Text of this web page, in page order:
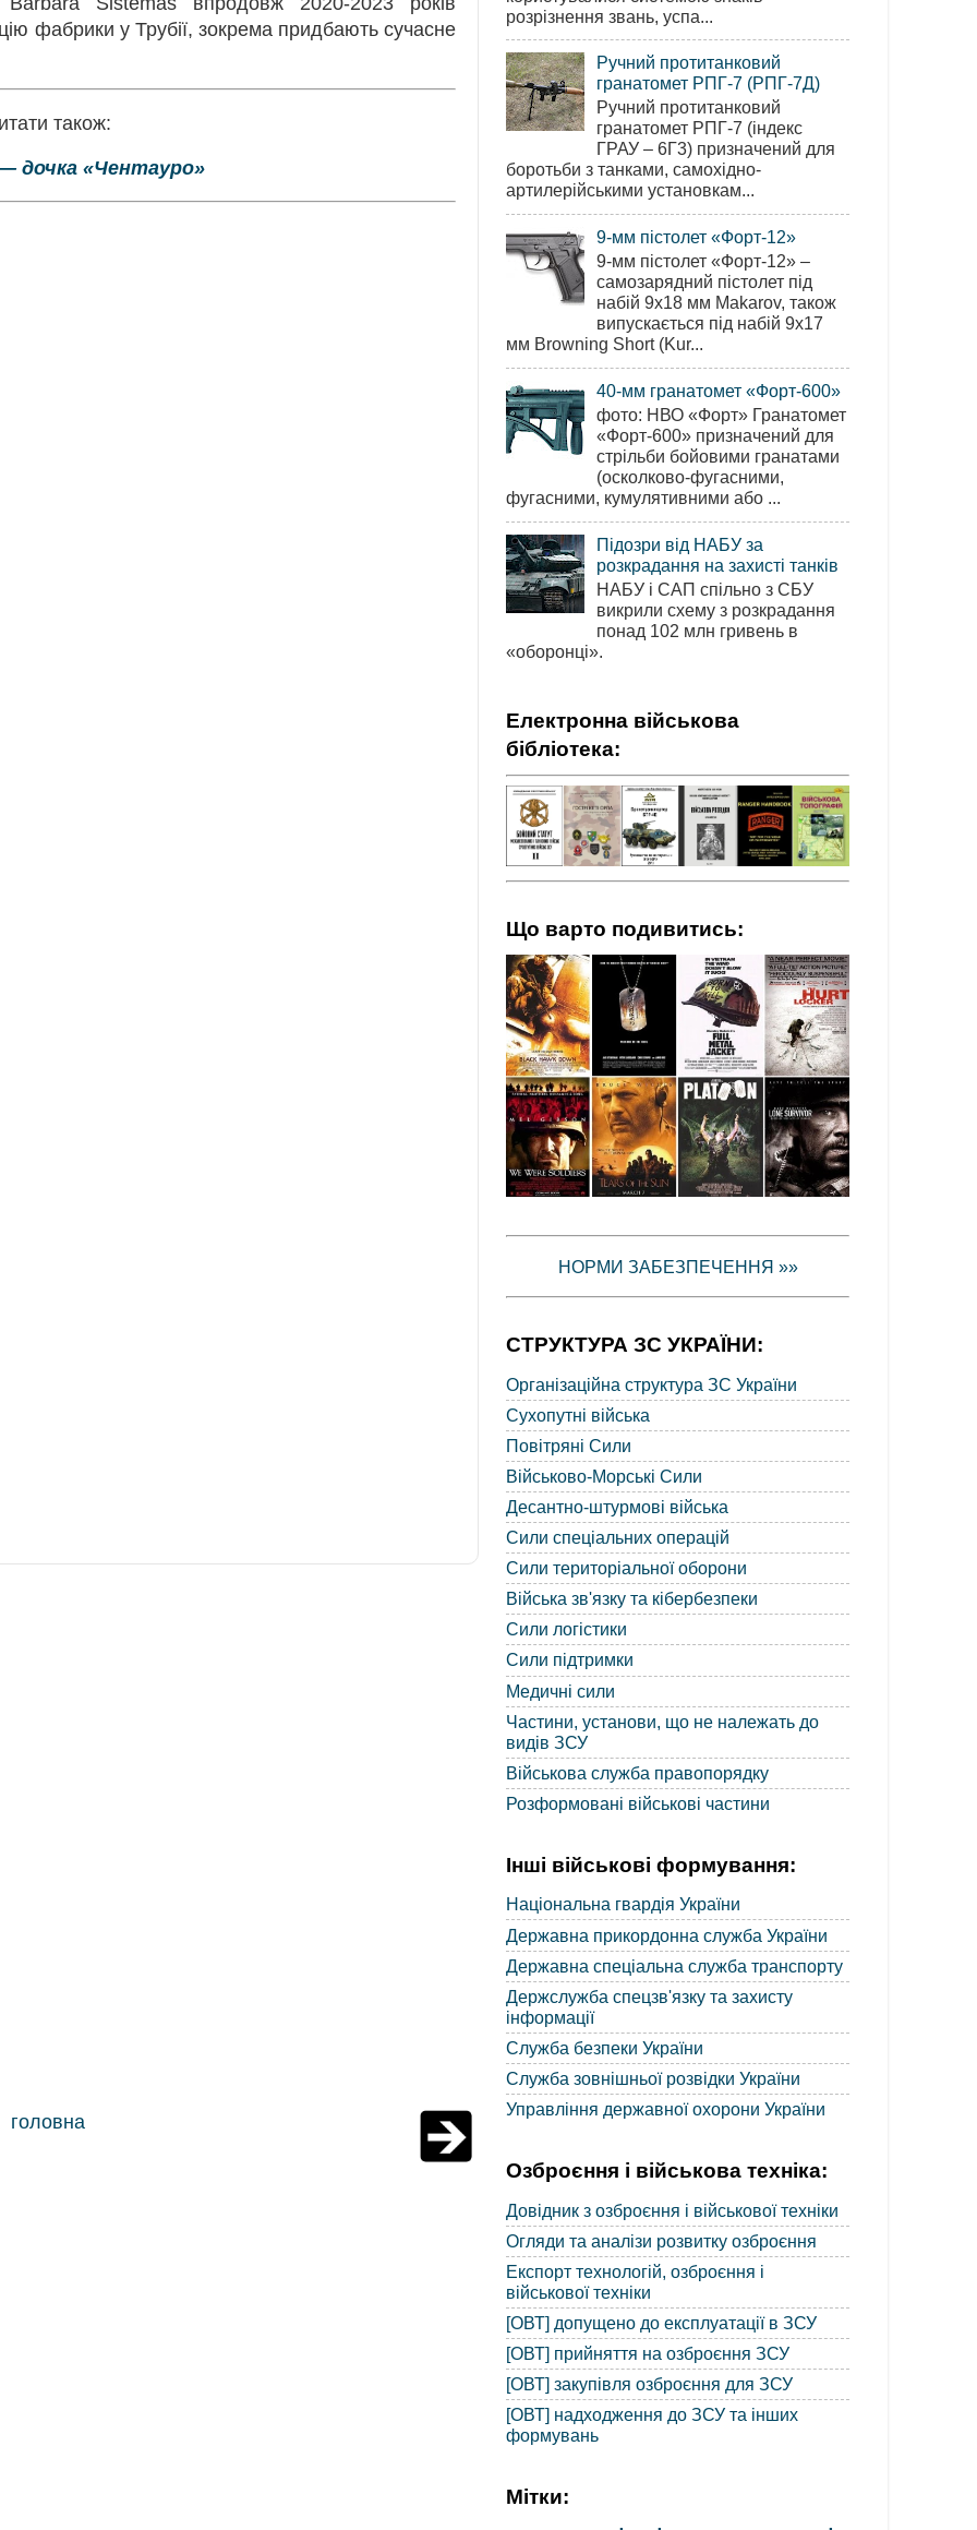
фабрики у Трубії, зокрема придбають сучасне
також:
дочка «Чентауро»
головна
розрізнення звань, успа...
Ручний протитанковий
гранатомет РПГ-7 (РПГ-7Д)
Ручний протитанковий
гранатомет РПГ-7 (індекс
ГРАУ – 6Г3) призначений для
боротьби з танками, самохідно-
артилерійськими установкам...
9-мм пістолет «Форт-12»
9-мм пістолет «Форт-12» –
самозарядний пістолет під
набій 9х18 мм Makarov, також
випускається під набій 9х17
мм Browning Short (Kur...
40-мм гранатомет «Форт-600»
фото: НВО «Форт» Гранатомет
«Форт-600» призначений для
стрільби бойовими гранатами
(осколково-фугасними,
фугасними, кумулятивними або ...
Підозри від НАБУ за
розкрадання на захисті танків
НАБУ і САП спільно з СБУ
викрили схему з розкрадання
понад 102 млн гривень в
«оборонці».
Електронна військова
бібліотека:
Що варто подивитись:
НОРМИ ЗАБЕЗПЕЧЕННЯ »»
СТРУКТУРА ЗС УКРАЇНИ:
Організаційна структура ЗС України
Сухопутні війська
Повітряні Сили
Військово-Морські Сили
Десантно-штурмові війська
Сили спеціальних операцій
Сили територіальної оборони
Війська зв'язку та кібербезпеки
Сили логістики
Сили підтримки
Медичні сили
Частини, установи, що не належать до
видів ЗСУ
Військова служба правопорядку
Розформовані військові частини
Інші військові формування:
Національна гвардія України
Державна прикордонна служба України
Державна спеціальна служба транспорту
Держслужба спецзв'язку та захисту
інформації
Служба безпеки України
Служба зовнішньої розвідки України
Управління державної охорони України
Озброєння і військова техніка:
Довідник з озброєння і військової техніки
Огляди та аналізи розвитку озброєння
Експорт технологій, озброєння і
військової техніки
[ОВТ] допущено до експлуатації в ЗСУ
[ОВТ] прийняття на озброєння ЗСУ
[ОВТ] закупівля озброєння для ЗСУ
[ОВТ] надходження до ЗСУ та інших
формувань
Мітки: